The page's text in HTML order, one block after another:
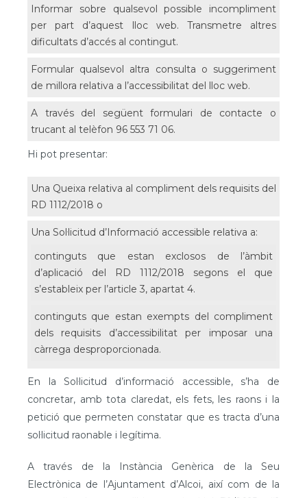
Informar sobre qualsevol possible incompliment
per part d’aquest lloc web. Transmetre altres
dificultats d’accés al contingut.
Formular qualsevol altra consulta o suggeriment
de millora relativa a l’accessibilitat del lloc web.
A través del següent formulari de contacte o
trucant al telèfon 96 553 71 06.
Hi pot presentar:
Una Queixa relativa al compliment dels requisits del
RD 1112/2018 o
Una Sol·licitud d’Informació accessible relativa a:
continguts que estan exclosos de l’àmbit
d’aplicació del RD 1112/2018 segons el que
s’estableix per l’article 3, apartat 4.
continguts que estan exempts del compliment
dels requisits d’accessibilitat per imposar una
càrrega desproporcionada.
En la Sol·licitud d’informació accessible, s’ha de
concretar, amb tota claredat, els fets, les raons i la
petició que permeten constatar que es tracta d’una
sol·licitud raonable i legítima.
A través de la Instància Genèrica de la Seu
Electrònica de l’Ajuntament d’Alcoi, així com de la